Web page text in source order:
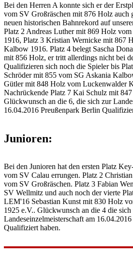
Bei den Herren A konnte sich er der
vom SV Großräschen mit 876 Holz auch
neuen historischen Bahnrekord auf
Platz 2 Andreas Luther mit 869 Holz
1916, Platz 3 Kristian Wernicke mit 867
Kalbow 1916. Platz 4 belegt Sascha
mit 856 Holz, er tritt allerdings nicht bei
Qualifizieren sich noch die Spieler bis
Schröder mit 855 vom SG Askania
Gütler mit 848 Holz vom Luckenwalder
Nachrückende Platz 7 Kai Schulz mit
Glückwunsch an die 6, die sich zur
16.04.2016 Preußenpark Berlin
Junioren:
Bei den Junioren hat den ersten Platz
vom SV Calau errungen. Platz 2
vom SV Großräschen. Platz 3 Fabian
SV Wellmitz und auch noch der vierte
LEM'16 Sebastian Kunst mit 830 Holz
1925 e.V.. Glückwunsch an die 4 die sich
Landeseinzelmeisterschaft am
Qualifiziert haben.